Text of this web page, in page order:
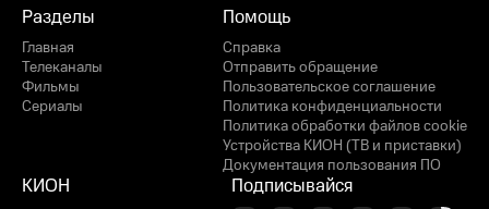
Разделы
Главная
Телеканалы
Фильмы
Сериалы
Помощь
Справка
Отправить обращение
Пользовательское соглашение
Политика конфиденциальности
Политика обработки файлов cookie
Устройства КИОН (ТВ и приставки)
Документация пользования ПО
КИОН Подписывайся